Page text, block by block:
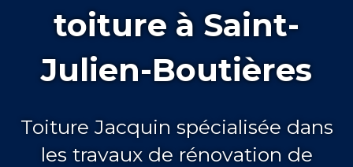
toiture à Saint-
Julien-Boutières
Toiture Jacquin spécialisée dans
les travaux de rénovation de